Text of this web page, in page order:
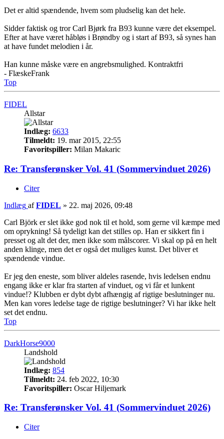
Det er altid spændende, hvem som pludselig kan det hele.
Sidder faktisk og tror Carl Bjørk fra B93 kunne være det eksempel.
Efter at have været håbløs i Brøndby og i start af B93, så synes han
at have fundet melodien i år.
Han kunne måske være en angrebsmulighed. Kontraktfri
- FlæskeFrank
Top
FIDEL
Allstar
Indlæg: 6633
Tilmeldt: 19. mar 2015, 22:55
Favoritspiller: Milan Makaric
Re: Transferønsker Vol. 41 (Sommervinduet 2026)
Citer
Indlæg afFIDEL » 22. maj 2026, 09:48
Carl Björk er slet ikke god nok til et hold, som gerne vil kæmpe med
om oprykning! Så tydeligt kan det stilles op. Han er sikkert fin i
presset og alt det der, men ikke som målscorer. Vi skal op på en helt
anden klinge, men det er også det muliges kunst. Det bliver et
spændende vindue.
Er jeg den eneste, som bliver aldeles rasende, hvis ledelsen endnu
engang ikke er klar fra starten af vinduet, og vi får et lunkent
vindue!? Klubben er dybt dybt afhængig af rigtige beslutninger nu.
Men kan vores ledelse tage de rigtige beslutninger? Vi har ikke helt
set det endnu.
Top
DarkHorse9000
Landshold
Indlæg: 854
Tilmeldt: 24. feb 2022, 10:30
Favoritspiller: Oscar Hiljemark
Re: Transferønsker Vol. 41 (Sommervinduet 2026)
Citer